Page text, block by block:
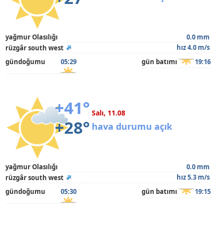
yağmur Olasılığı
0.0 mm
rüzgâr south west
hız 4.0 m/s
gündoğumu
05:29 gün batımı 19:16
+41°
+28°
Salı, 11.08
hava durumu açık
yağmur Olasılığı
0.0 mm
rüzgâr south west
hız 5.3 m/s
gündoğumu
05:30 gün batımı 19:15